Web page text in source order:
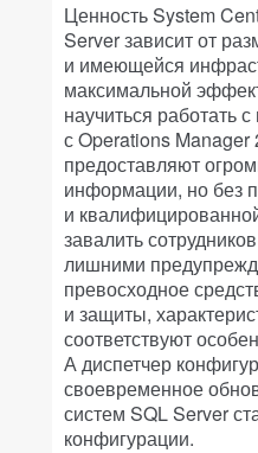
Ценность System
Server зависит от
и имеющейся
максимальной
научиться работать
с Operations Manager
предоставляют
информации, но без
и
завалить
лишними
превосходное
и защиты,
соответствуют
А диспетчер
своевременное
систем SQL Server
конфигурации.